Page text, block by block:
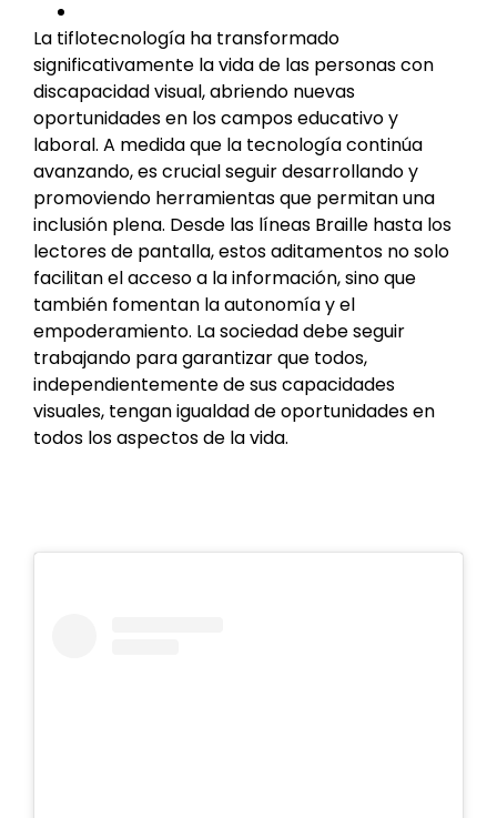
La tiflotecnología ha transformado
significativamente la vida de las personas con
discapacidad visual, abriendo nuevas
oportunidades en los campos educativo y
laboral. A medida que la tecnología continúa
avanzando, es crucial seguir desarrollando y
promoviendo herramientas que permitan una
inclusión plena. Desde las líneas Braille hasta los
lectores de pantalla, estos aditamentos no solo
facilitan el acceso a la información, sino que
también fomentan la autonomía y el
empoderamiento. La sociedad debe seguir
trabajando para garantizar que todos,
independientemente de sus capacidades
visuales, tengan igualdad de oportunidades en
todos los aspectos de la vida.